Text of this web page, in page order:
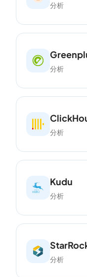
分析
分析
分析
Kudu
分析
分析